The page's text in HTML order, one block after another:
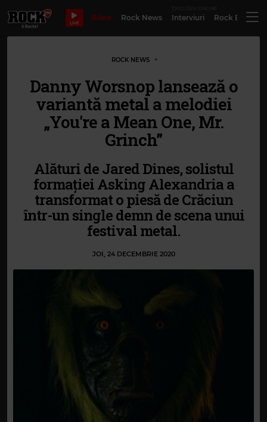
LIVE
Bilete Rock News Interviuri Rock
ROCK NEWS
Danny Worsnop lansează o
variantă metal a melodiei
„You're a Mean One, Mr.
Grinch”
Alături de Jared Dines, solistul
formației Asking Alexandria a
transformat o piesă de Crăciun
într-un single demn de scena unui
festival metal.
JOI, 24 DECEMBRIE 2020